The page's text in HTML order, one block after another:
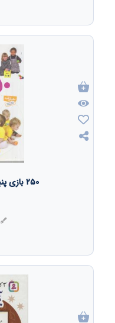
۲۵۰ بازی پنج دقیقه ایی با بچه ها